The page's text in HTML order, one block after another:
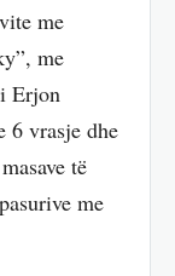
me
me
Erjon
6 vrasje dhe
të
me